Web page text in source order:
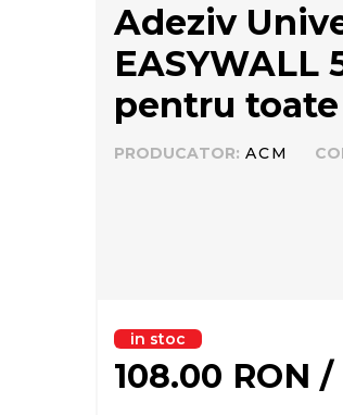
Adeziv
EASYWALL
pentru
PRODUCATOR: ACM
in stoc
108.00 RON /